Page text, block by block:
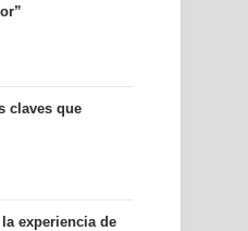
claves que
experiencia de